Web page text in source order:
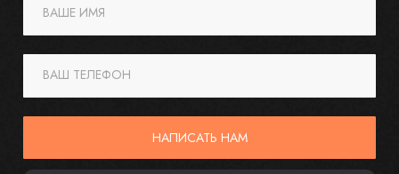
ВАШЕ ИМЯ
ВАШ ТЕЛЕФОН
НАПИСАТЬ НАМ